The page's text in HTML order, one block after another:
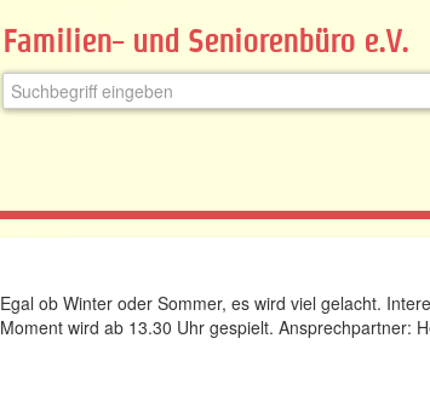
Familien- und Seniorenbüro e.V.
Egal ob Winter oder Sommer, es wird viel gelacht.
Moment wird ab 13.30 Uhr gespielt. Ansprechpartner: